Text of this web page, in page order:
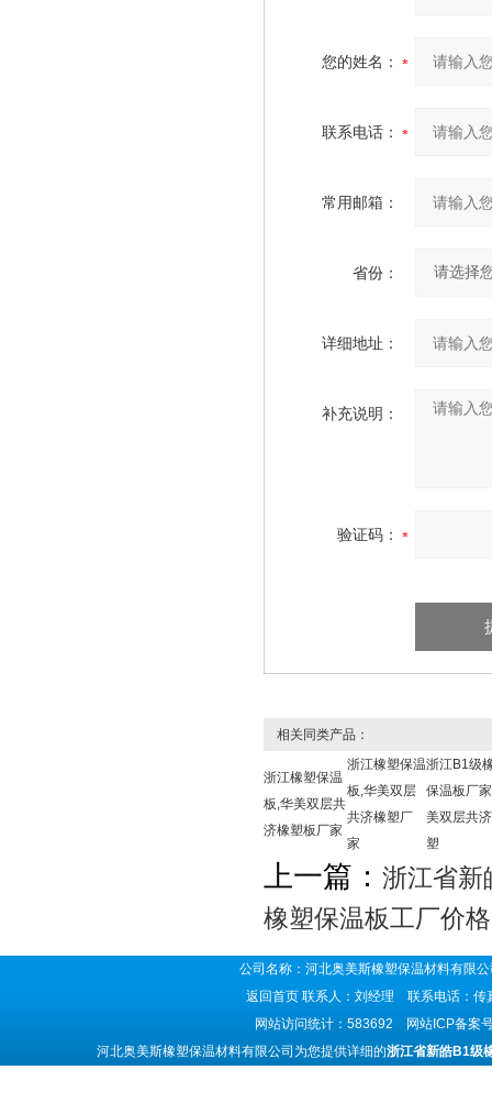
您的姓名：
联系电话：
常用邮箱：
省份：
详细地址：
补充说明：
验证码：
相关同类产品：
浙江橡塑保温
板,华美双层共
济橡塑板厂家
浙江橡塑保温
板,华美双层
共济橡塑厂
家
浙江B1级
保温板厂
美双层共
塑
上一篇： 浙江省新
橡塑保温板工厂价格
公司名称：河北奥美斯橡塑保温材料有
返回首页 联系人：刘经理 联系电话：
网站访问统计：583692 网站ICP备案
河北奥美斯橡塑保温材料有限公司为您提供详细的浙江省新皓B1级